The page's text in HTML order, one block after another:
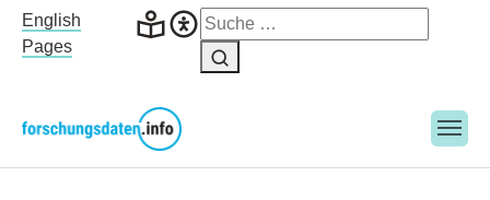
Skip to main navigation
Skip to main content
Skip to page footer
English
Pages